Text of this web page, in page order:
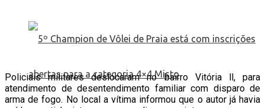
Policiais militares deslocaram no bairro Vitória ll, para
atendimento de desentendimento familiar com disparo de
arma de fogo. No local a vítima informou que o autor já havia